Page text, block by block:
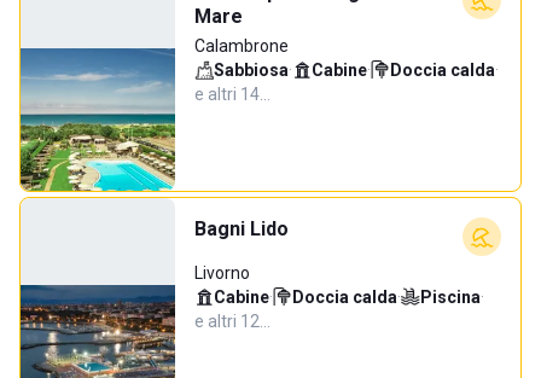
Mare
Calambrone
Sabbiosa· Cabine· Doccia calda·
e altri 14…
Bagni Lido
Livorno
Cabine· Doccia calda· Piscina·
e altri 12…